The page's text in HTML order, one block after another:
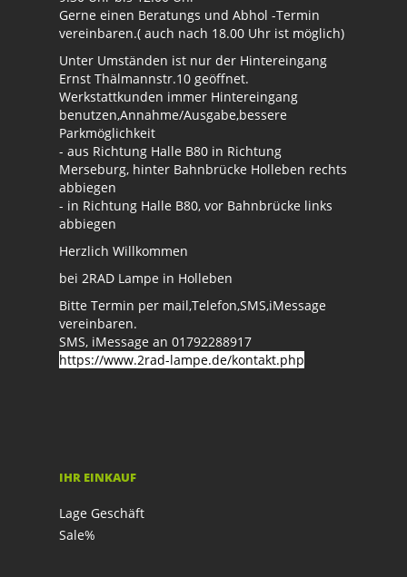
Gerne einen Beratungs und Abhol -Termin
vereinbaren.( auch nach 18.00 Uhr ist möglich)
Unter Umständen ist nur der Hintereingang
Ernst Thälmannstr.10 geöffnet.
Werkstattkunden immer Hintereingang
benutzen,Annahme/Ausgabe,bessere
Parkmöglichkeit
- aus Richtung Halle B80 in Richtung
Merseburg, hinter Bahnbrücke Holleben rechts
abbiegen
- in Richtung Halle B80, vor Bahnbrücke links
abbiegen
Herzlich Willkommen
bei 2RAD Lampe in Holleben
Bitte Termin per mail,Telefon,SMS,iMessage
vereinbaren.
SMS, iMessage an 01792288917
https://www.2rad-lampe.de/kontakt.php
IHR EINKAUF
Lage Geschäft
Sale%